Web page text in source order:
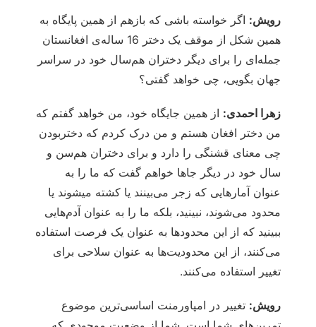
رویش: اگر خواسته باشی که بازهم از همین پایگاه به
همین شکل از موقف یک دختر 16 ساله‌ی افغانستان
جمله‌ای را برای دیگر دختران هم‌سال خود در سراسر
جهان بگویی، چی خواهد گفتی؟
زهرا احمدی: از همین جایگاه خود، من خواهد گفتم که
من دختر افغان هستم و من درک کردم که دختربودن
چی معنای قشنگی را دارد و برای دختران هم‌سن و
سال خود در دیگر جاها خواهم گفت که ما را به
عنوان آمارهایی که زجر می‌بینند یا کشته می‎شوند یا
محدود می‌شوند، نبینید، بلکه ما را به عنوان آدم‌هایی
ببینید که از این محدودها به عنوان یک فرصت استفاده
می‌کنند، از این محدودیت‌ها به عنوان سلاحی برای
تغییر استفاده می‌کنند.
رویش: تغییر در امپاورمنت اساسی‌ترین موضوع